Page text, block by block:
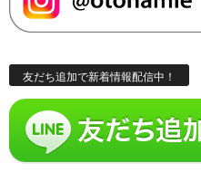
友だち追加で新着情報配信中！